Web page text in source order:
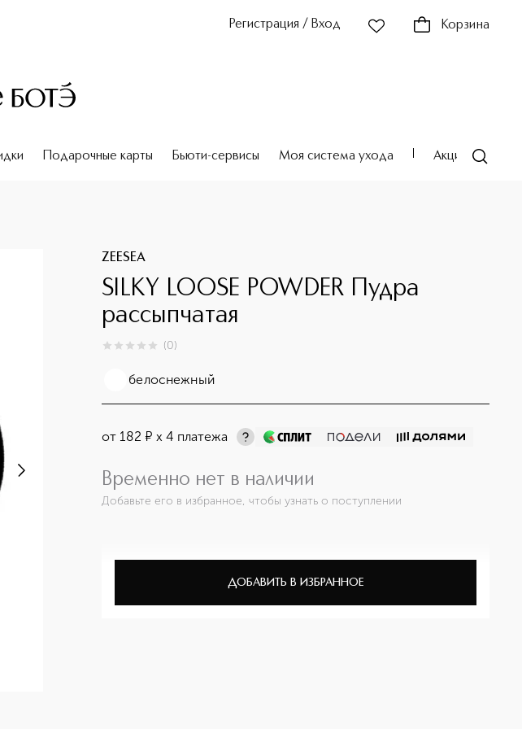
Регистрация / Вход Корзина
Подарочные карты Бьюти-сервисы Моя система ухода Акции
ZEESEA
SILKY LOOSE POWDER Пудра
рассыпчатая
0из 0 (0)
белоснежный
от 182 ¤ х 4 платежа
Временно нет в наличии
Добавьте его в избранное, чтобы узнать о поступлении
ДОБАВИТЬ В ИЗБРАННОЕ